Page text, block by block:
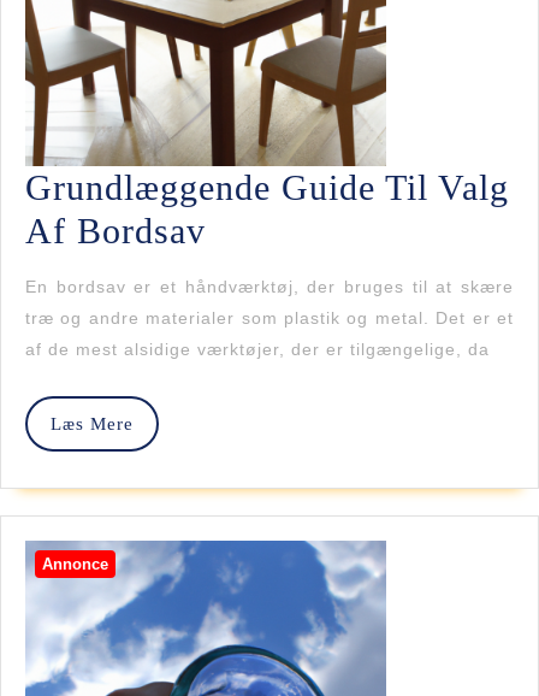
Grundlæggende Guide Til Valg
Af Bordsav
Guide
Til
Valg
En bordsav er et håndværktøj, der bruges til at skære
træ og andre materialer som plastik og metal. Det er et
af de mest alsidige værktøjer, der er tilgængelige, da
Læs Mere
Læs
Annonce